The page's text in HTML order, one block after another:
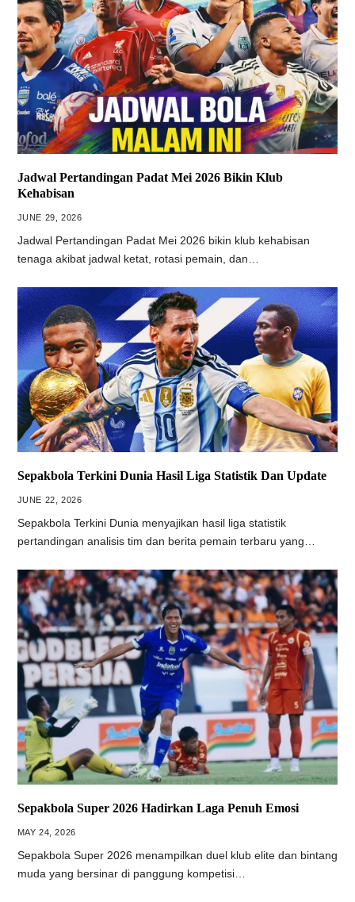
Jadwal Pertandingan Padat Mei 2026 Bikin Klub
Kehabisan
JUNE 29, 2026
Jadwal Pertandingan Padat Mei 2026 bikin klub kehabisan
tenaga akibat jadwal ketat, rotasi pemain, dan…
Sepakbola Terkini Dunia Hasil Liga Statistik Dan Update
JUNE 22, 2026
Sepakbola Terkini Dunia menyajikan hasil liga statistik
pertandingan analisis tim dan berita pemain terbaru yang…
Sepakbola Super 2026 Hadirkan Laga Penuh Emosi
MAY 24, 2026
Sepakbola Super 2026 menampilkan duel klub elite dan bintang
muda yang bersinar di panggung kompetisi…